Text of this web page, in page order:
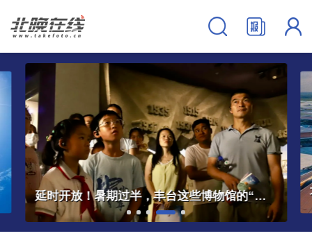
大兴机场临空经济区中欧班列服务中心正式启用